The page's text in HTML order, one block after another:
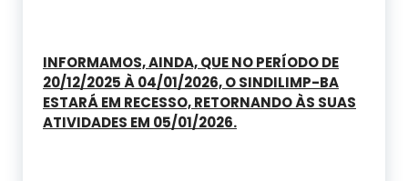
INFORMAMOS, AINDA, QUE NO PERÍODO DE
20/12/2025 À 04/01/2026, O SINDILIMP-BA
ESTARÁ EM RECESSO, RETORNANDO ÀS SUAS
ATIVIDADES EM 05/01/2026.